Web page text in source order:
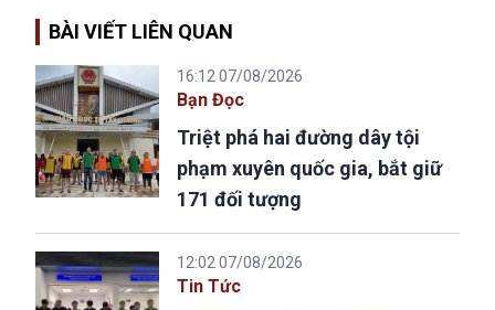
BÀI VIẾT LIÊN QUAN
16:12 07/08/2026
Bạn Đọc
Triệt phá hai đường dây tội
phạm xuyên quốc gia, bắt giữ
171 đối tượng
12:02 07/08/2026
Tin Tức